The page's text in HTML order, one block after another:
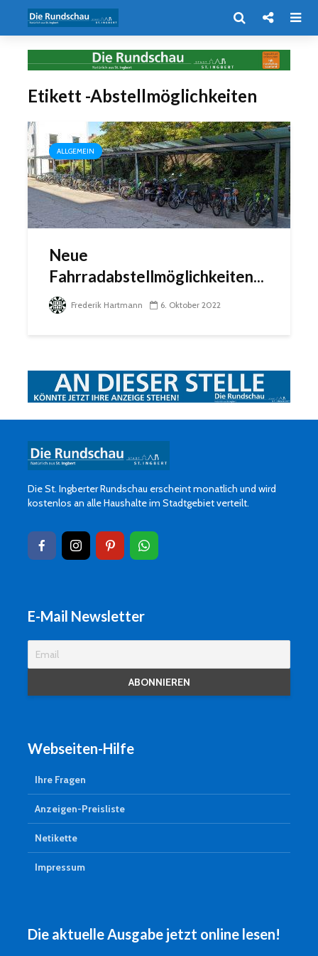
Etikett -Abstellmöglichkeiten
ALLGEMEIN
Neue
Fahrradabstellmöglichkeiten...
Frederik Hartmann 6. Oktober 2022
Die St. Ingberter Rundschau erscheint monatlich und wird
kostenlos an alle Haushalte im Stadtgebiet verteilt.
E-Mail Newsletter
Webseiten-Hilfe
Ihre Fragen
Anzeigen-Preisliste
Netikette
Impressum
Die aktuelle Ausgabe jetzt online lesen!